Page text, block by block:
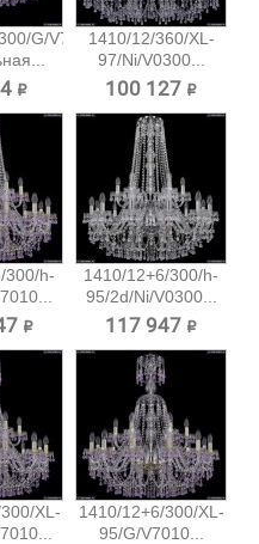
G/V7010
₽
1410/12/360/XL-
97/Ni/V0300...
100 127 ₽
300/h-
₽
1410/12+6/300/h-
95/2d/Ni/V0300...
117 947 ₽
XL-
1410/12+6/300/XL-
95/G/V7010...